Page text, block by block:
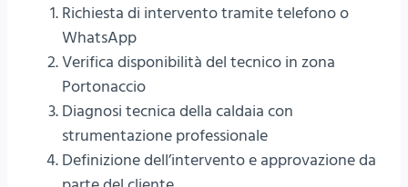
Richiesta di intervento tramite telefono o
WhatsApp
Verifica disponibilità del tecnico in zona
Portonaccio
Diagnosi tecnica della caldaia con
strumentazione professionale
Definizione dell’intervento e approvazione da